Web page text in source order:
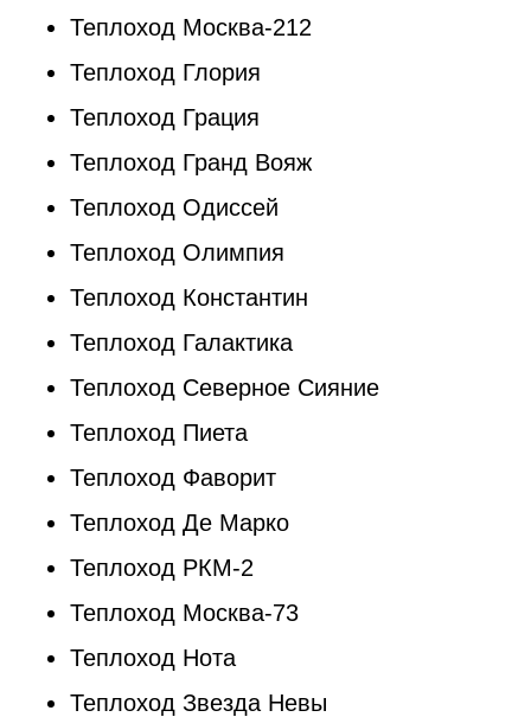
Теплоход Москва-212
Теплоход Глория
Теплоход Грация
Теплоход Гранд Вояж
Теплоход Одиссей
Теплоход Олимпия
Теплоход Константин
Теплоход Галактика
Теплоход Северное Сияние
Теплоход Пиета
Теплоход Фаворит
Теплоход Де Марко
Теплоход РКМ-2
Теплоход Москва-73
Теплоход Нота
Теплоход Звезда Невы